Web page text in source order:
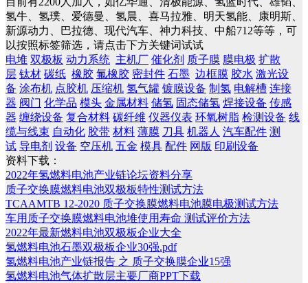
氢牛、氢璞、爱德曼、氢晨、喜马拉雅、明天氢能、康明斯、
新源动力、巴拉德、现代汽车、神力科技、中船712等等，可
以按照标签筛选，请点击下方关键词试试
电堆 双极板 动力系统 主机厂 催化剂 质子膜 膜电极 扩散
层 钛材 碳纸 橡胶 氟橡胶 密封件 石墨 边框膜 胶水 激光设
备 涂布机 点胶机 压缩机 氢气罐 镀膜设备 制氢 电解槽 连接
器 阀门 化学品 模头 金属材料 储氢 固态储氢 焊接设备 传感
器 缠绕设备 复合材料 碳纤维 仪器仪表 环氧树脂 检测设备 线
缆与线束 自动化 胶带 材料 薄膜 刀具 机器人 汽车配件 测
试 导电剂 设备 空压机 五金 模具 配件 网版 印刷设备
资料下载：
2022年氢燃料电池产业链论坛资料分享
质子交换膜燃料电池双极板特性测试方法
TCAAMTB 12-2020 质子交换膜燃料电池膜电极测试方法
车用质子交换膜燃料电池堆使用寿命 测试评价方法
2022年最新燃料电池双极板企业大全
氢燃料电池石墨双极板企业30强.pdf
氢燃料电池产业链报告 之 质子交换膜企业15强
氢燃料电池气体扩散层主要厂商PPT下载